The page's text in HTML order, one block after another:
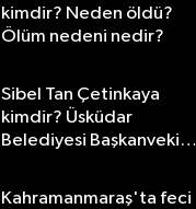
kimdir? Neden öldü?
Ölüm nedeni nedir?
Sibel Tan Çetinkaya
kimdir? Üsküdar
Belediyesi Başkanvekili
Kahramanmaraş'ta feci